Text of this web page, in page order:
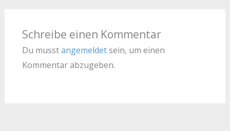
Schreibe einen Kommentar
Du musstangemeldetsein, um einen
Kommentar abzugeben.